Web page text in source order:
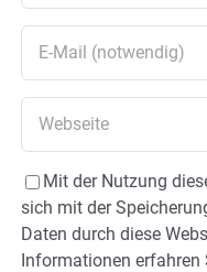
Mit der Nutzung
sich mit der
Daten durch diese
Informationen erfahren